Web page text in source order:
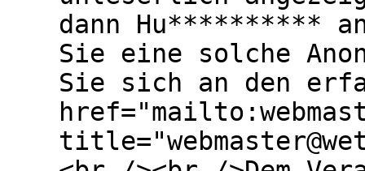
dann Hu**********
Sie eine solche
Sie sich an den